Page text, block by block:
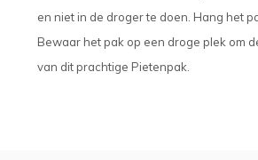
en niet in de droger te doen. Hang het
Bewaar het pak op een droge plek om
van dit prachtige Pietenpak.